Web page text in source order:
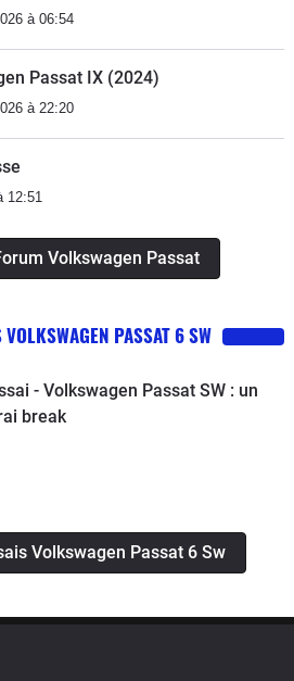
à 06:54
Passat IX (2024)
à 22:20
12:51
Volkswagen Passat
PASSAT 6 SW
- Volkswagen Passat SW : un
break
Volkswagen Passat 6 Sw